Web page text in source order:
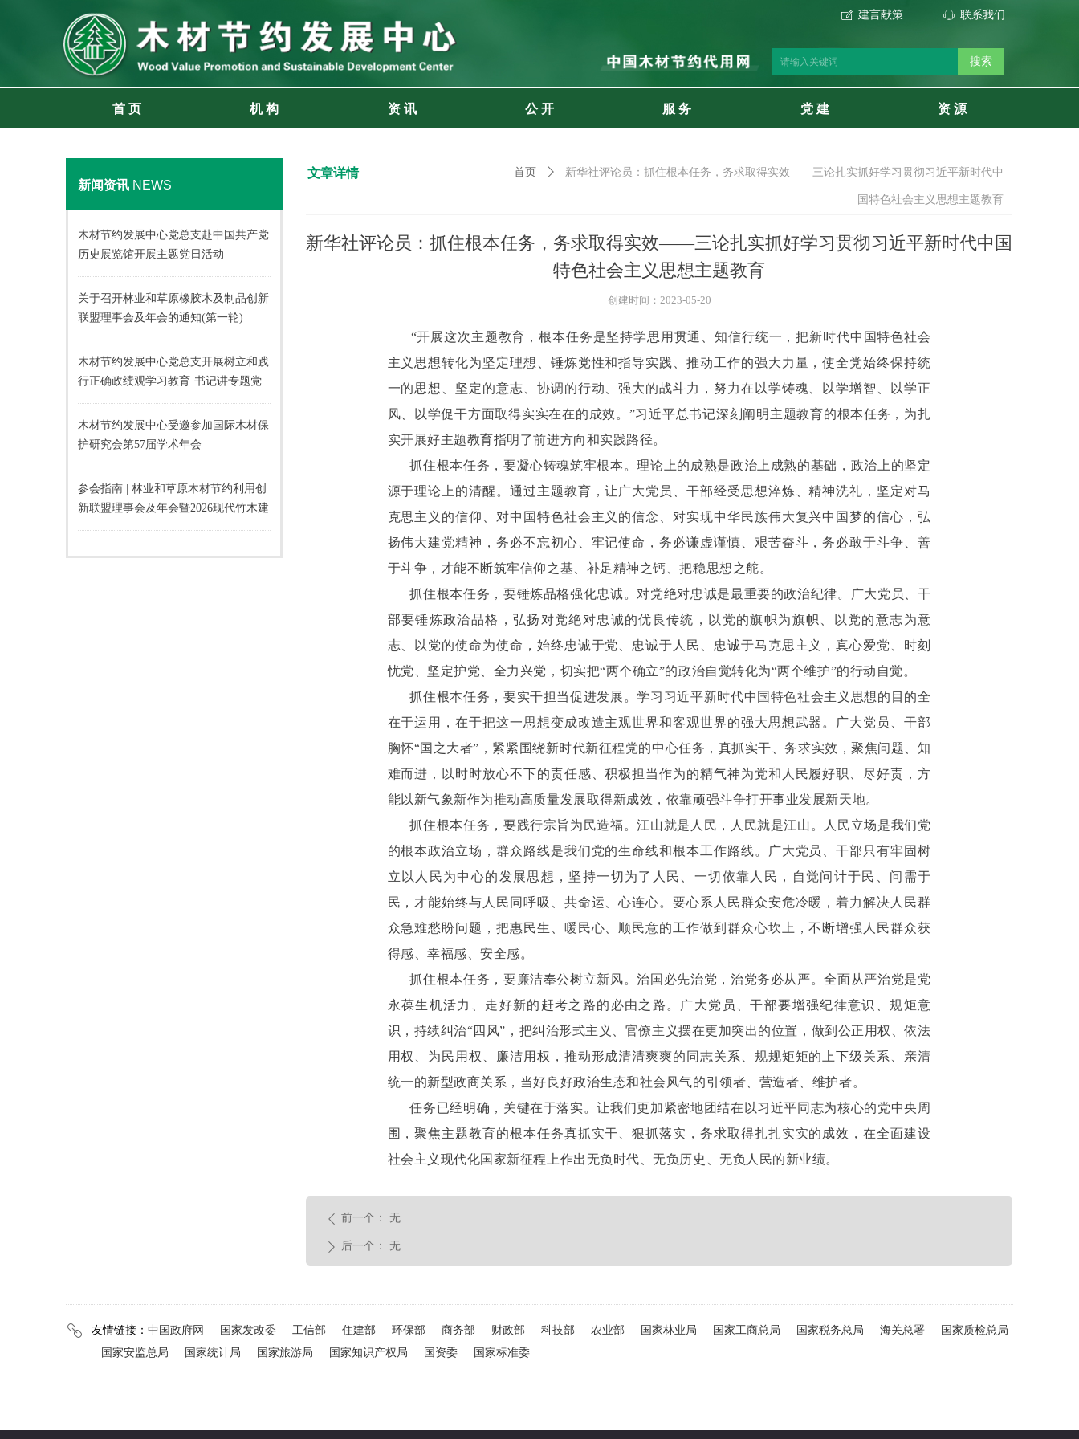
ꂐ 建言献策 ꁱ 联系我们
搜索
首 页 机 构 资 讯 公 开 服 务 党 建 资 源
新闻资讯 NEWS
木材节约发展中心党总支赴中国共产党
历史展览馆开展主题党日活动
关于召开林业和草原橡胶木及制品创新
联盟理事会及年会的通知(第一轮)
木材节约发展中心党总支开展树立和践
行正确政绩观学习教育·书记讲专题党
课活动
木材节约发展中心受邀参加国际木材保
护研究会第57届学术年会
参会指南 | 林业和草原木材节约利用创
新联盟理事会及年会暨2026现代竹木建
材应用推广交流会即将召开！
新华社评论员：抓住根本任务，务求取得实效——三论扎实抓好学习贯彻习近平新时代中国
特色社会主义思想主题教育
“开展这次主题教育，根本任务是坚持学思用贯通、知信行统一，把新时代中国特色社会
主义思想转化为坚定理想、锤炼党性和指导实践、推动工作的强大力量，使全党始终保持统
一的思想、坚定的意志、协调的行动、强大的战斗力，努力在以学铸魂、以学增智、以学正
风、以学促干方面取得实实在在的成效。”习近平总书记深刻阐明主题教育的根本任务，为扎
实开展好主题教育指明了前进方向和实践路径。
抓住根本任务，要凝心铸魂筑牢根本。理论上的成熟是政治上成熟的基础，政治上的坚定
源于理论上的清醒。通过主题教育，让广大党员、干部经受思想淬炼、精神洗礼，坚定对马
克思主义的信仰、对中国特色社会主义的信念、对实现中华民族伟大复兴中国梦的信心，弘
扬伟大建党精神，务必不忘初心、牢记使命，务必谦虚谨慎、艰苦奋斗，务必敢于斗争、善
于斗争，才能不断筑牢信仰之基、补足精神之钙、把稳思想之舵。
抓住根本任务，要锤炼品格强化忠诚。对党绝对忠诚是最重要的政治纪律。广大党员、干
部要锤炼政治品格，弘扬对党绝对忠诚的优良传统，以党的旗帜为旗帜、以党的意志为意
志、以党的使命为使命，始终忠诚于党、忠诚于人民、忠诚于马克思主义，真心爱党、时刻
忧党、坚定护党、全力兴党，切实把“两个确立”的政治自觉转化为“两个维护”的行动自觉。
抓住根本任务，要实干担当促进发展。学习习近平新时代中国特色社会主义思想的目的全
在于运用，在于把这一思想变成改造主观世界和客观世界的强大思想武器。广大党员、干部
胸怀“国之大者”，紧紧围绕新时代新征程党的中心任务，真抓实干、务求实效，聚焦问题、知
难而进，以时时放心不下的责任感、积极担当作为的精气神为党和人民履好职、尽好责，方
能以新气象新作为推动高质量发展取得新成效，依靠顽强斗争打开事业发展新天地。
抓住根本任务，要践行宗旨为民造福。江山就是人民，人民就是江山。人民立场是我们党
的根本政治立场，群众路线是我们党的生命线和根本工作路线。广大党员、干部只有牢固树
立以人民为中心的发展思想，坚持一切为了人民、一切依靠人民，自觉问计于民、问需于
民，才能始终与人民同呼吸、共命运、心连心。要心系人民群众安危冷暖，着力解决人民群
众急难愁盼问题，把惠民生、暖民心、顺民意的工作做到群众心坎上，不断增强人民群众获
得感、幸福感、安全感。
抓住根本任务，要廉洁奉公树立新风。治国必先治党，治党务必从严。全面从严治党是党
永葆生机活力、走好新的赶考之路的必由之路。广大党员、干部要增强纪律意识、规矩意
识，持续纠治“四风”，把纠治形式主义、官僚主义摆在更加突出的位置，做到公正用权、依法
用权、为民用权、廉洁用权，推动形成清清爽爽的同志关系、规规矩矩的上下级关系、亲清
统一的新型政商关系，当好良好政治生态和社会风气的引领者、营造者、维护者。
任务已经明确，关键在于落实。让我们更加紧密地团结在以习近平同志为核心的党中央周
围，聚焦主题教育的根本任务真抓实干、狠抓落实，务求取得扎扎实实的成效，在全面建设
社会主义现代化国家新征程上作出无负时代、无负历史、无负人民的新业绩。
文章详情 首页 ꄲ 新华社评论员：抓住根本任务，务求取得实效——三论扎实抓好学习贯彻习近平新时代中
国特色社会主义思想主题教育
创建时间： 2023-05-20
ꁓ 友情链接： 中国政府网 国家发改委 工信部 住建部 环保部 商务部 财政部 科技部 农业部 国家林业局 国家工商总局 国家税务总局 海关总署
国家质检总局
国家安监总局
国家统计局 国家旅游局 国家知识产权局 国资委 国家标准委
ꄴ 前一个： 无
ꄲ 后一个： 无